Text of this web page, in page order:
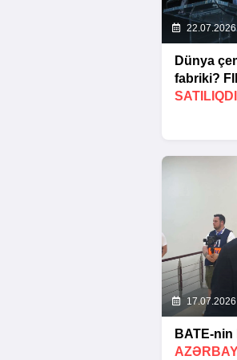
Dünya
fabriki?
BATE-